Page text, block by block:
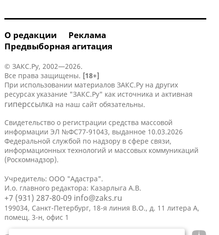
О редакции
Реклама
Предвыборная агитация
© ЗАКС.Ру, 2002—2026.
Все права защищены. [18+]
При использовании материалов ЗАКС.Ру на других
ресурсах указание "ЗАКС.Ру" как источника и активная
гиперссылка на наш сайт обязательны.
Свидетельство о регистрации средства массовой
информации ЭЛ №ФС77-91043, выданное 10.03.2026
Федеральной службой по надзору в сфере связи,
информационных технологий и массовых коммуникаций
(Роскомнадзор).
Учредитель: ООО "Адастра".
И.о. главного редактора: Казарлыга А.В.
+7 (931) 287-80-09 info@zaks.ru
199034, Санкт-Петербург, 18-я линия В.О., д. 11 литера А,
помещ. 3-н, офис 1